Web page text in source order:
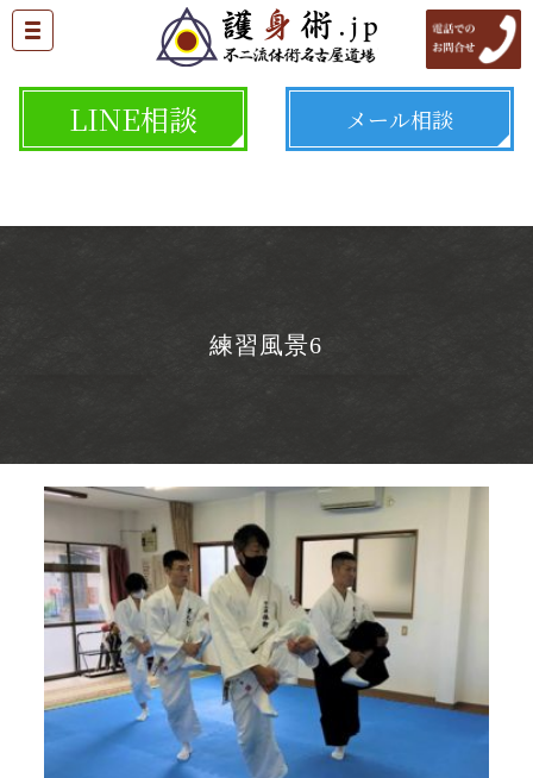
LINE相談 メール相談
練習風景6